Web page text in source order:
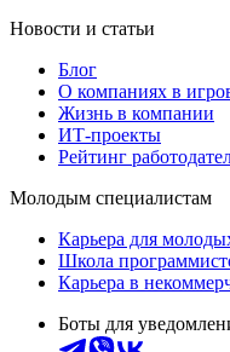
Новости и статьи
Блог
О компаниях в
Жизнь в компании
ИТ-проекты
Рейтинг
Молодым специалистам
Карьера для
Школа
Карьера в
Боты для